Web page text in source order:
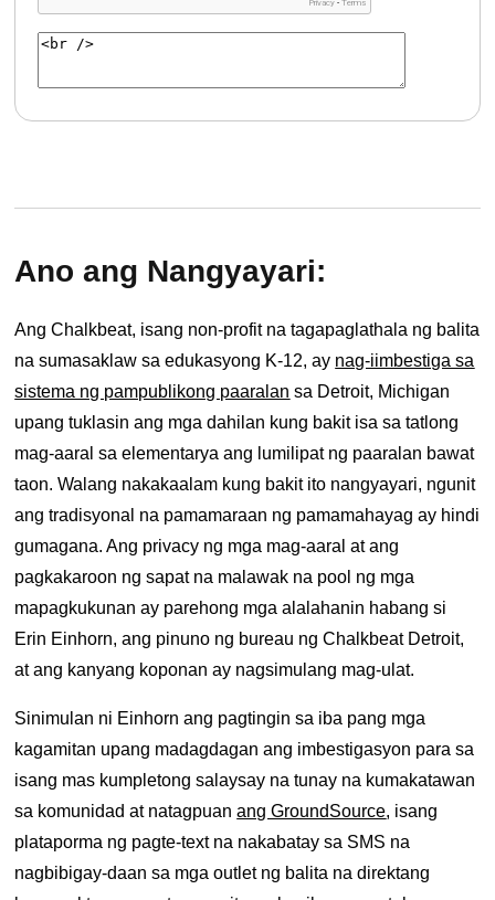
Ano ang Nangyayari:
Ang Chalkbeat, isang non-profit na tagapaglathala ng balita
na sumasaklaw sa edukasyong K-12, ay nag-iimbestiga sa
sistema ng pampublikong paaralan sa Detroit, Michigan
upang tuklasin ang mga dahilan kung bakit isa sa tatlong
mag-aaral sa elementarya ang lumilipat ng paaralan bawat
taon. Walang nakakaalam kung bakit ito nangyayari, ngunit
ang tradisyonal na pamamaraan ng pamamahayag ay hindi
gumagana. Ang privacy ng mga mag-aaral at ang
pagkakaroon ng sapat na malawak na pool ng mga
mapagkukunan ay parehong mga alalahanin habang si
Erin Einhorn, ang pinuno ng bureau ng Chalkbeat Detroit,
at ang kanyang koponan ay nagsimulang mag-ulat.
Sinimulan ni Einhorn ang pagtingin sa iba pang mga
kagamitan upang madagdagan ang imbestigasyon para sa
isang mas kumpletong salaysay na tunay na kumakatawan
sa komunidad at natagpuanang GroundSource, isang
plataporma ng pagte-text na nakabatay sa SMS na
nagbibigay-daan sa mga outlet ng balita na direktang